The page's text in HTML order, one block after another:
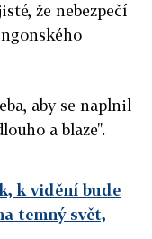
že nebezpečí
aby se naplnil
a blaze".
k vidění bude
temný svět,